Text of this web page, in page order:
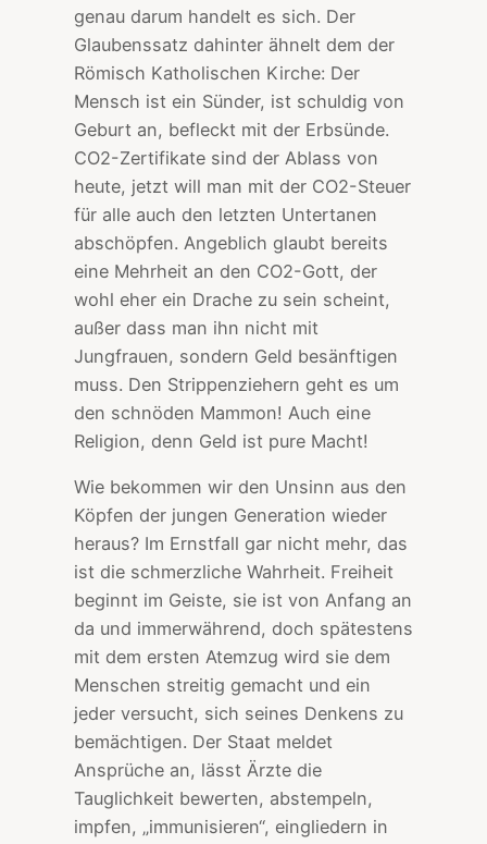
genau darum handelt es sich. Der
Glaubenssatz dahinter ähnelt dem der
Römisch Katholischen Kirche: Der
Mensch ist ein Sünder, ist schuldig von
Geburt an, befleckt mit der Erbsünde.
CO2-Zertifikate sind der Ablass von
heute, jetzt will man mit der CO2-Steuer
für alle auch den letzten Untertanen
abschöpfen. Angeblich glaubt bereits
eine Mehrheit an den CO2-Gott, der
wohl eher ein Drache zu sein scheint,
außer dass man ihn nicht mit
Jungfrauen, sondern Geld besänftigen
muss. Den Strippenziehern geht es um
den schnöden Mammon! Auch eine
Religion, denn Geld ist pure Macht!
Wie bekommen wir den Unsinn aus den
Köpfen der jungen Generation wieder
heraus? Im Ernstfall gar nicht mehr, das
ist die schmerzliche Wahrheit. Freiheit
beginnt im Geiste, sie ist von Anfang an
da und immerwährend, doch spätestens
mit dem ersten Atemzug wird sie dem
Menschen streitig gemacht und ein
jeder versucht, sich seines Denkens zu
bemächtigen. Der Staat meldet
Ansprüche an, lässt Ärzte die
Tauglichkeit bewerten, abstempeln,
impfen, „immunisieren“, eingliedern in